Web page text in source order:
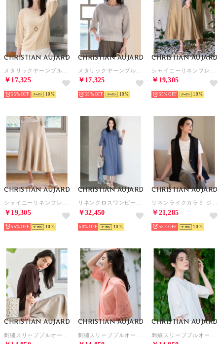
CHRISTIAN AUJARD
￥17,325
55% 10
CHRISTIAN AUJARD
￥17,325
55% 10
CHRISTIAN AUJARD
￥19,305
55% 10
CHRISTIAN AUJARD
￥19,305
55% 10
CHRISTIAN AUJARD
￥32,450
50% 10
CHRISTIAN AUJARD
￥21,285
55% 10
CHRISTIAN AUJARD CHRISTIAN AUJARD CHRISTIAN AUJARD